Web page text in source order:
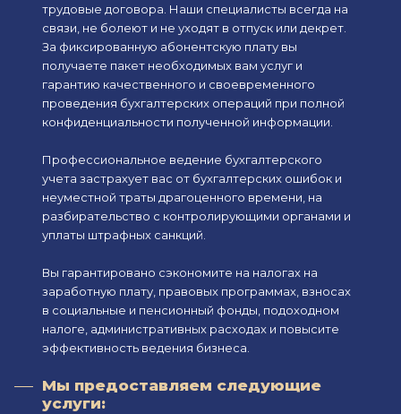
трудовые договора. Наши специалисты всегда на
связи, не болеют и не уходят в отпуск или декрет.
За фиксированную абонентскую плату вы
получаете пакет необходимых вам услуг и
гарантию качественного и своевременного
проведения бухгалтерских операций при полной
конфиденциальности полученной информации.
Профессиональное ведение бухгалтерского
учета застрахует вас от бухгалтерских ошибок и
неуместной траты драгоценного времени, на
разбирательство с контролирующими органами и
уплаты штрафных санкций.
Вы гарантировано сэкономите на налогах на
заработную плату, правовых программах, взносах
в социальные и пенсионный фонды, подоходном
налоге, административных расходах и повысите
эффективность ведения бизнеса.
Мы предоставляем следующие
услуги: